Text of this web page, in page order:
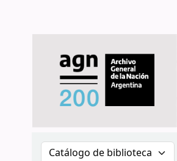
Buscar en el catálogo por: